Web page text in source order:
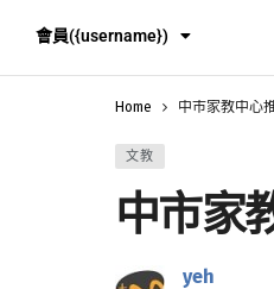
會員({username})
Home 中市家教中心
文教
中市家
yeh